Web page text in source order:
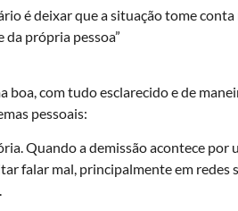
é deixar que a situação tome
da própria pessoa”
com tudo esclarecido e de
pessoais:
Quando a demissão acontece por
falar mal, principalmente em redes